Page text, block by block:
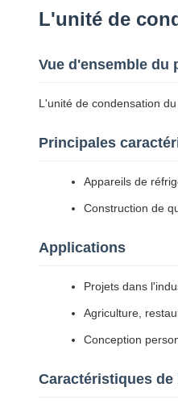
L'unité de
Vue d'ensemble du
L'unité de condensation
Principales
Appareils de
Construction de
Applications
Projets dans
Agriculture,
Conception
Caractéristiques de